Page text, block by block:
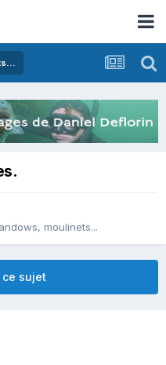
moulinets...
ce sujet